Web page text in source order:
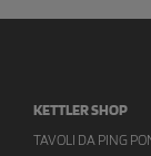
KETTLER SHOP
TAVOLI DA PING